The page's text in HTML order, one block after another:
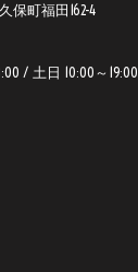
保町福田162-4
/ 土日 10:00～19:00